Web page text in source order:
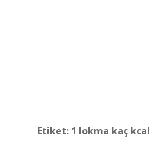
Etiket: 1 lokma kaç kcal